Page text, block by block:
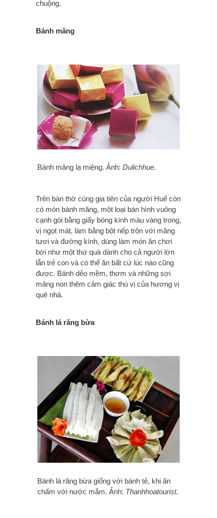
chuộng.
Bánh măng
Bánh măng lạ miệng. Ảnh: Dulichhue.
Trên bàn thờ cúng gia tiên của người Huế còn
có món bánh măng, một loại bán hình vuông
cạnh gói bằng giấy bóng kính màu vàng trong,
vị ngọt mát, làm bằng bột nếp trộn với măng
tươi và đường kính, dùng làm món ăn chơi
bời như một thứ quà dành cho cả người lớn
lẫn trẻ con và có thể ăn bất cứ lúc nào cũng
được. Bánh dẻo mềm, thơm và những sợi
măng non thêm cảm giác thú vị của hương vị
quê nhà.
Bánh lá răng bừa
Bánh lá răng bừa giống với bánh tẻ, khi ăn
chấm với nước mắm. Ảnh: Thanhhoatourist.